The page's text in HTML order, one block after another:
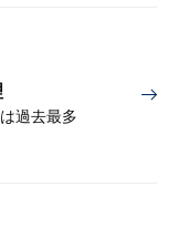
過去最多